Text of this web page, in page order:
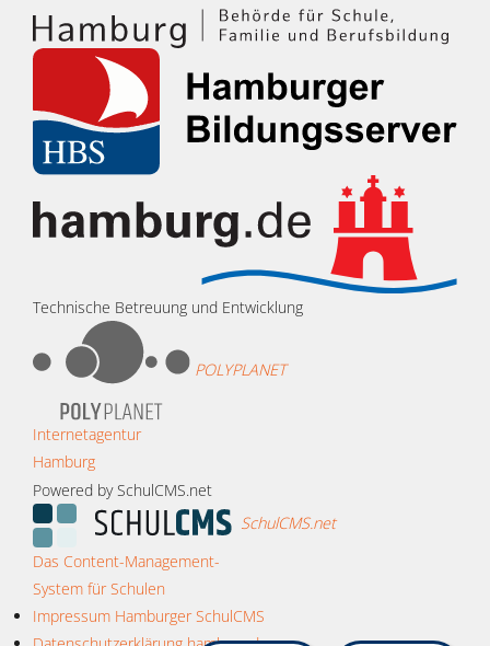
Technische Betreuung und Entwicklung
POLYPLANET
Internetagentur
Hamburg
Powered by SchulCMS.net
SchulCMS.net
Das Content-Management-
System für Schulen
Impressum Hamburger SchulCMS